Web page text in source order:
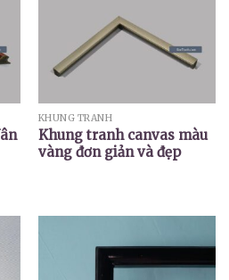
KHUNG TRANH
Khung tranh canvas màu
vàng đơn giản và đẹp